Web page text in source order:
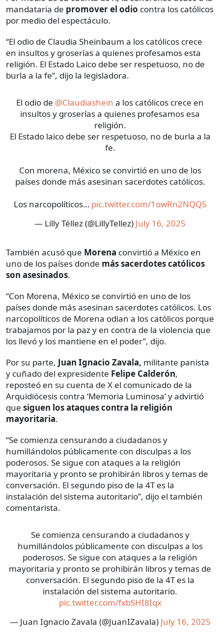
mandataria de promover el odio contra los católicos
por medio del espectáculo.
“El odio de Claudia Sheinbaum a los católicos crece
en insultos y groserías a quienes profesamos esta
religión. El Estado Laico debe ser respetuoso, no de
burla a la fe”, dijo la legisladora.
El odio de @Claudiashein a los católicos crece en
insultos y groserías a quienes profesamos esa
religión.
El Estado laico debe ser respetuoso, no de burla a la
fe.
Con morena, México se convirtió en uno de los
países donde más asesinan sacerdotes católicos.
Los narcopolíticos… pic.twitter.com/1owRn2NQQ5
— Lilly Téllez (@LillyTellez) July 16, 2025
También acusó que Morena convirtió a México en
uno de los países donde más sacerdotes católicos
son asesinados.
“Con Morena, México se convirtió en uno de los
países donde más asesinan sacerdotes católicos. Los
narcopolíticos de Morena odian a los católicos porque
trabajamos por la paz y en contra de la violencia que
los llevó y los mantiene en el poder”, dijo.
Por su parte, Juan Ignacio Zavala, militante panista
y cuñado del expresidente Felipe Calderón,
reposteó en su cuenta de X el comunicado de la
Arquidiócesis contra ‘Memoria Luminosa’ y advirtió
que siguen los ataques contra la religión
mayoritaria.
“Se comienza censurando a ciudadanos y
humillándolos públicamente con disculpas a los
poderosos. Se sigue con ataques a la religión
mayoritaria y pronto se prohibirán libros y temas de
conversación. El segundo piso de la 4T es la
instalación del sistema autoritario”, dijo el también
comentarista.
Se comienza censurando a ciudadanos y
humillándolos públicamente con disculpas a los
poderosos. Se sigue con ataques a la religión
mayoritaria y pronto se prohibirán libros y temas de
conversación. El segundo piso de la 4T es la
instalación del sistema autoritario.
pic.twitter.com/fxbSHI8Iqx
— Juan Ignacio Zavala (@JuanIZavala) July 16, 2025